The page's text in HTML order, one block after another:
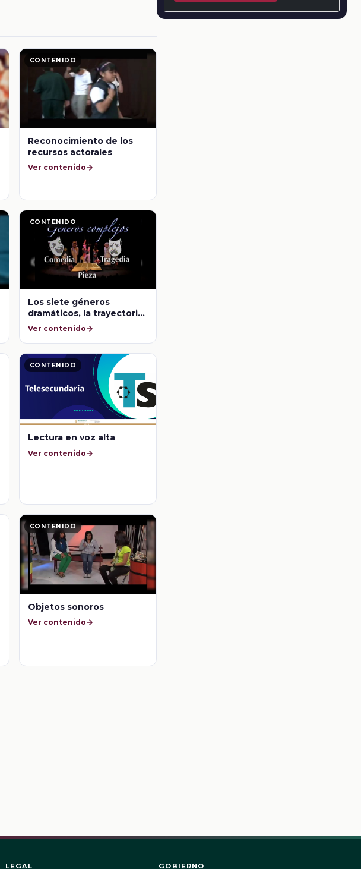
CONTENIDO
Reconocimiento de los
recursos actorales
Ver contenido
CONTENIDO
Los siete géneros
dramáticos, la trayectoria
del personaje
contexto teatral
Ver contenido
CONTENIDO
Lectura en voz alta
Ver contenido
CONTENIDO
Objetos sonoros
Ver contenido
LEGAL GOBIERNO